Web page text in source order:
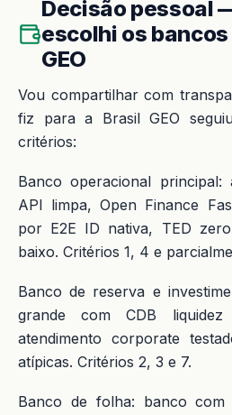
Decisão pessoal
escolhi os
GEO
Vou compartilhar com
fiz para a Brasil GEO
critérios:
Banco operacional principal:
API limpa, Open Finance
por E2E ID nativa, TED
baixo. Critérios 1, 4 e
Banco de reserva e
grande com CDB
atendimento corporate
atípicas. Critérios 2, 3 e 7.
Banco de folha: banco